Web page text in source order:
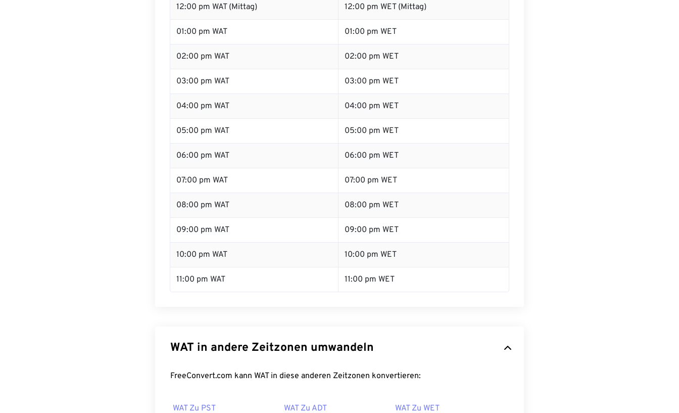
12:00 pm WAT (Mittag) 12:00 pm WET (Mittag)
01:00 pm WAT 01:00 pm WET
02:00 pm WAT 02:00 pm WET
03:00 pm WAT 03:00 pm WET
04:00 pm WAT 04:00 pm WET
05:00 pm WAT 05:00 pm WET
06:00 pm WAT 06:00 pm WET
07:00 pm WAT 07:00 pm WET
08:00 pm WAT 08:00 pm WET
09:00 pm WAT 09:00 pm WET
10:00 pm WAT 10:00 pm WET
11:00 pm WAT 11:00 pm WET
WAT in andere Zeitzonen umwandeln
FreeConvert.com kann WAT in diese anderen Zeitzonen konvertieren:
WAT Zu PST WAT Zu ADT WAT Zu WET